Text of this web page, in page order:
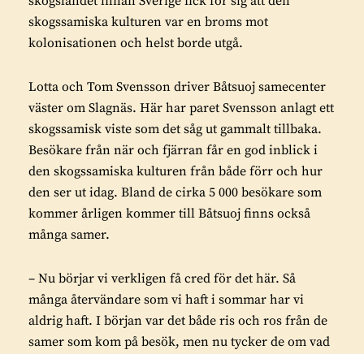
skogssamiska kulturen var en broms mot
kolonisationen och helst borde utgå.
Lotta och Tom Svensson driver Båtsuoj samecenter
väster om Slagnäs. Här har paret Svensson anlagt ett
skogssamisk viste som det såg ut gammalt tillbaka.
Besökare från när och fjärran får en god inblick i
den skogssamiska kulturen från både förr och hur
den ser ut idag. Bland de cirka 5 000 besökare som
kommer årligen kommer till Båtsuoj finns också
många samer.
– Nu börjar vi verkligen få cred för det här. Så
många återvändare som vi haft i sommar har vi
aldrig haft. I början var det både ris och ros från de
samer som kom på besök, men nu tycker de om vad